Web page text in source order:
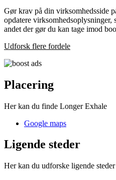
Gør krav på din virksomhedsside
opdatere virksomhedsoplysninger,
andet der gør du kan tage imod
Udforsk flere fordele
Placering
Her kan du finde Longer Exhale
Google maps
Ligende steder
Her kan du udforske ligende steder